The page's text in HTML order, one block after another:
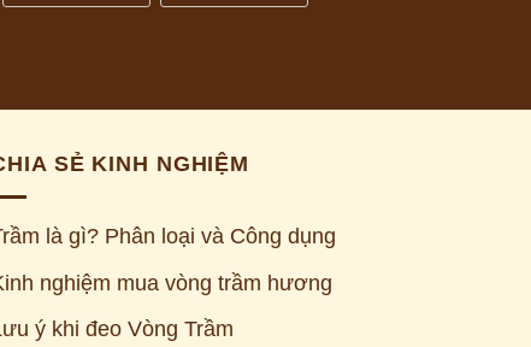
SẺ KINH NGHIỆM
là gì? Phân loại và Công dụng
nghiệm mua vòng trầm hương
ý khi đeo Vòng Trầm